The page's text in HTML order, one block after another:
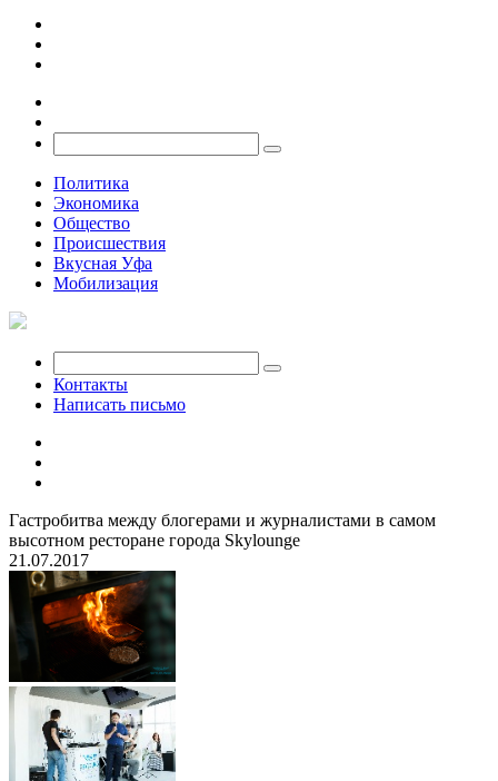
Политика
Экономика
Общество
Происшествия
Вкусная Уфа
Мобилизация
Контакты
Написать письмо
Гастробитва между блогерами и журналистами в самом
высотном ресторане города Skylounge
21.07.2017